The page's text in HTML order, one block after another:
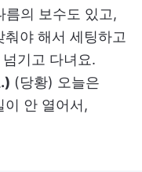
름의 보수도 있고,
야 해서 세팅하고
기고 다녀요.
(당황) 오늘은
이 안 열어서,